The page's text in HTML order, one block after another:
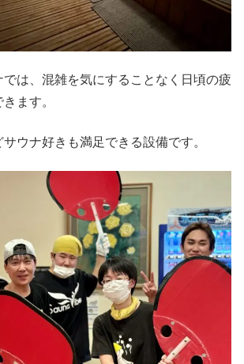
では、混雑を気にすることなく日頃の疲
ます。
ウナ好きも満足できる設備です。